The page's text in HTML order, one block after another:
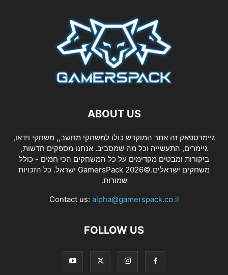
ABOUT US
גיימרספאק זה אתר המוקדש כולו למשחקי מחשב,, משחקי וידאו,
גיימרים, התעשייה וכל מה שמסביב. אנחנו מספקים חדשות,
ביקורות ומבטים מקדימים על כל המשחקים הכי חמים - כולל
משחקים ישראלים.©2026 GamersPack ישראל. כל הזכויות
שמורות.
Contact us: alpha@gamerspack.co.il
FOLLOW US